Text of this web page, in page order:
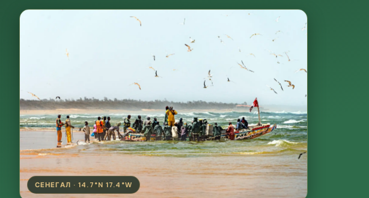
СЕНЕГАЛ · 14.7°N 17.4°W